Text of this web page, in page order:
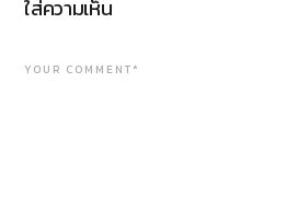
ใส่ความเห็น
YOUR COMMENT*